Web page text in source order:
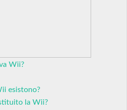
Wii?
esistono?
la Wii?